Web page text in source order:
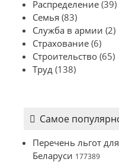
Распределение (39)
Семья (83)
Служба в армии (2)
Страхование (6)
Строительство (65)
Труд (138)
Самое
Перечень льгот
Беларуси 177389